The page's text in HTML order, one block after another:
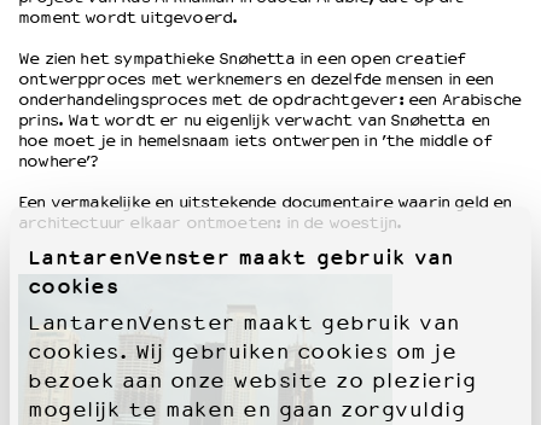
LantarenVenster maakt gebruik van
cookies
LantarenVenster maakt gebruik van
cookies. Wij gebruiken cookies om je
bezoek aan onze website zo plezierig
mogelijk te maken en gaan zorgvuldig
Werken bij
Word vriend
Historie
Partners
Huisregels
Privacyverklaring
Integriteits- en gedragscode
Duurzaamheid
Culturele boycot Israël
Ruimte voor artistieke vrijheid – VNPF
moment wordt uitgevoerd.
We zien het sympathieke Snøhetta in een open creatief
ontwerpproces met werknemers en dezelfde mensen in een
onderhandelingsproces met de opdrachtgever: een Arabische
prins. Wat wordt er nu eigenlijk verwacht van Snøhetta en
hoe moet je in hemelsnaam iets ontwerpen in ’the middle of
nowhere’?
Een vermakelijke en uitstekende documentaire waarin geld en
architectuur elkaar ontmoeten: in de woestijn.